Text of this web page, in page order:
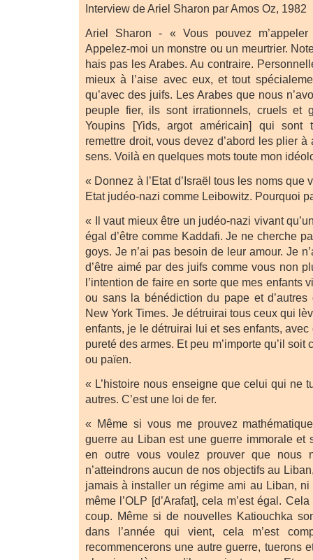
Interview de Ariel Sharon par Amos Oz, 1982
Ariel Sharon - « Vous pouvez
Appelez-moi un monstre ou un meurtrier.
hais pas les Arabes. Au contraire.
mieux à l’aise avec eux, et tout
qu’avec des juifs. Les Arabes que nous
peuple fier, ils sont irrationnels, cruels et
Youpins [Yids, argot américain] qui sont
remettre droit, vous devez d’abord les plier à
sens. Voilà en quelques mots toute mon
« Donnez à l’Etat d’Israël tous les noms que
Etat judéo-nazi comme Leibowitz. Pourquoi
« Il vaut mieux être un judéo-nazi vivant
égal d’être comme Kaddafi. Je ne cherche
goys. Je n’ai pas besoin de leur amour. Je
d’être aimé par des juifs comme vous non
l’intention de faire en sorte que mes enfants
ou sans la bénédiction du pape et
New York Times. Je détruirai tous ceux qui
enfants, je le détruirai lui et ses enfants,
pureté des armes. Et peu m’importe qu’il soit
ou païen.
« L’histoire nous enseigne que celui qui ne
autres. C’est une loi de fer.
« Même si vous me prouvez
guerre au Liban est une guerre immorale et
en outre vous voulez prouver que nous
n’atteindrons aucun de nos objectifs au
jamais à installer un régime ami au Liban,
même l’OLP [d’Arafat], cela m’est égal.
coup. Même si de nouvelles Katiouchka
dans l’année qui vient, cela m’est
recommencerons une autre guerre, tuerons